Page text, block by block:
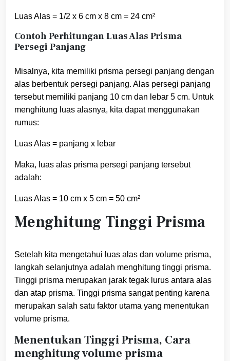
Luas Alas = 1/2 x 6 cm x 8 cm = 24 cm²
Contoh Perhitungan Luas Alas Prisma
Persegi Panjang
Misalnya, kita memiliki prisma persegi panjang dengan
alas berbentuk persegi panjang. Alas persegi panjang
tersebut memiliki panjang 10 cm dan lebar 5 cm. Untuk
menghitung luas alasnya, kita dapat menggunakan
rumus:
Luas Alas = panjang x lebar
Maka, luas alas prisma persegi panjang tersebut
adalah:
Luas Alas = 10 cm x 5 cm = 50 cm²
Menghitung Tinggi Prisma
Setelah kita mengetahui luas alas dan volume prisma,
langkah selanjutnya adalah menghitung tinggi prisma.
Tinggi prisma merupakan jarak tegak lurus antara alas
dan atap prisma. Tinggi prisma sangat penting karena
merupakan salah satu faktor utama yang menentukan
volume prisma.
Menentukan Tinggi Prisma, Cara
menghitung volume prisma